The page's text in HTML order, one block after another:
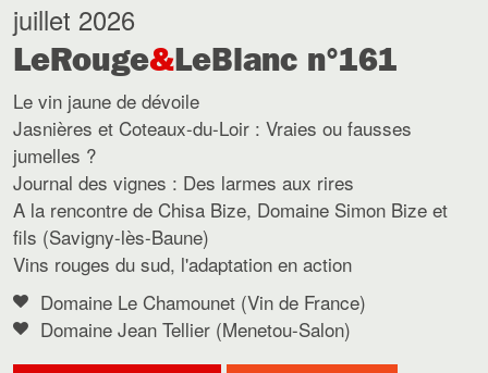
juillet 2026
LeRouge&LeBlanc n°161
Le vin jaune de dévoile
Jasnières et Coteaux-du-Loir : Vraies ou fausses
jumelles ?
Journal des vignes : Des larmes aux rires
A la rencontre de Chisa Bize, Domaine Simon Bize et
fils (Savigny-lès-Baune)
Vins rouges du sud, l'adaptation en action
Domaine Le Chamounet (Vin de France)
Domaine Jean Tellier (Menetou-Salon)